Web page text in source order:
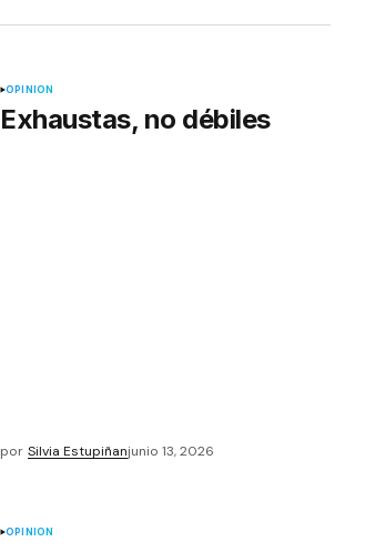
OPINIÓN
Exhaustas, no débiles
por Silvia Estupiñanjunio 13, 2026
OPINIÓN